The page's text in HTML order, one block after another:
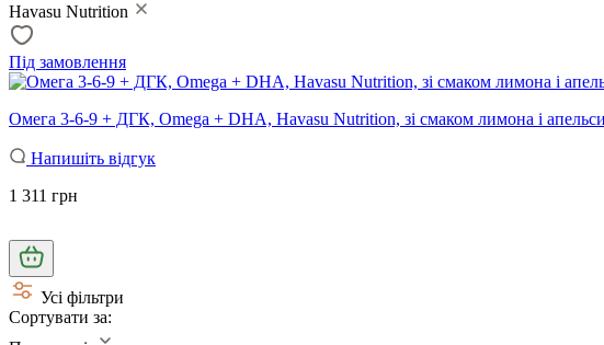
Havasu Nutrition
Під замовлення
Омега 3-6-9 + ДГК, Omega + DHA, Havasu Nutrition, зі смаком лимона і
Напишіть відгук
1 311 грн
Усі фільтри
Сортувати за: